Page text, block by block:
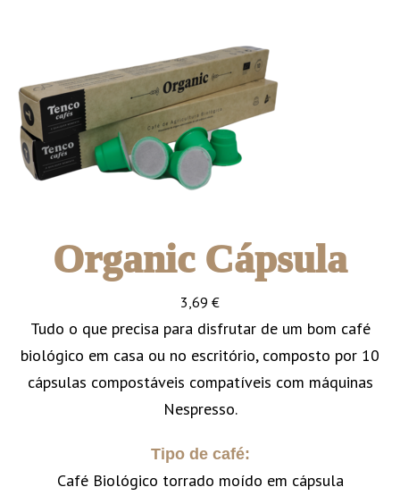
Organic Cápsula
3,69 €
Tudo o que precisa para disfrutar de um bom café
biológico em casa ou no escritório, composto por 10
cápsulas compostáveis compatíveis com máquinas
Nespresso.
Tipo de café:
Café Biológico torrado moído em cápsula